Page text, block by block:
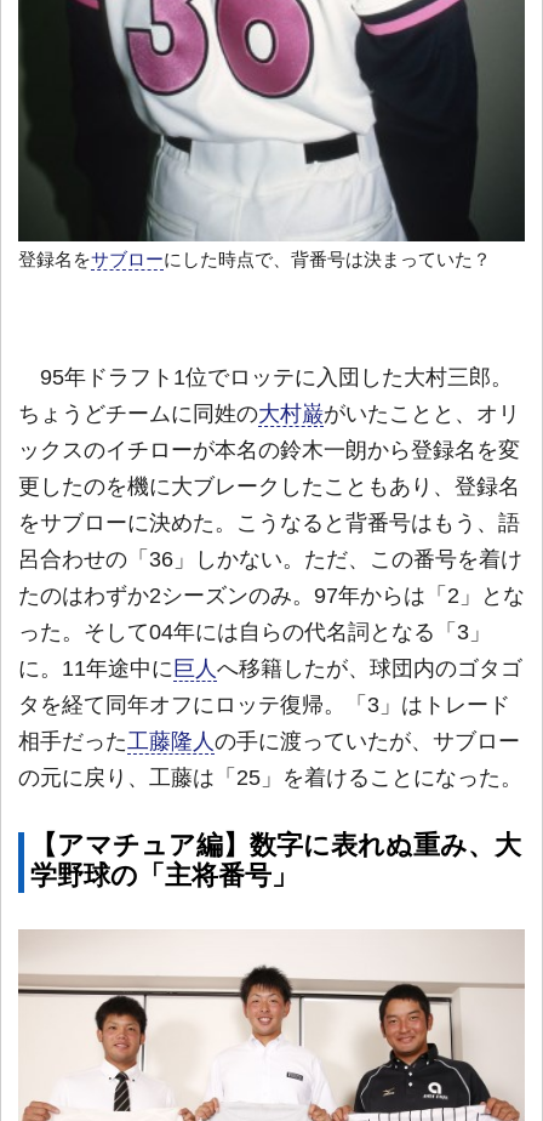
登録名をサブローにした時点で、背番号は決まっていた？
95年ドラフト1位でロッテに入団した大村三郎。
ちょうどチームに同姓の大村巌がいたことと、オリ
ックスのイチローが本名の鈴木一朗から登録名を変
更したのを機に大ブレークしたこともあり、登録名
をサブローに決めた。こうなると背番号はもう、語
呂合わせの「36」しかない。ただ、この番号を着け
たのはわずか2シーズンのみ。97年からは「2」とな
った。そして04年には自らの代名詞となる「3」
に。11年途中に 巨人へ移籍したが、球団内のゴタゴ
タを経て同年オフにロッテ復帰。「3」はトレード
相手だった工藤隆人の手に渡っていたが、サブロー
の元に戻り、工藤は「25」を着けることになった。
【アマチュア編】数字に表れぬ重み、大
学野球の「主将番号」